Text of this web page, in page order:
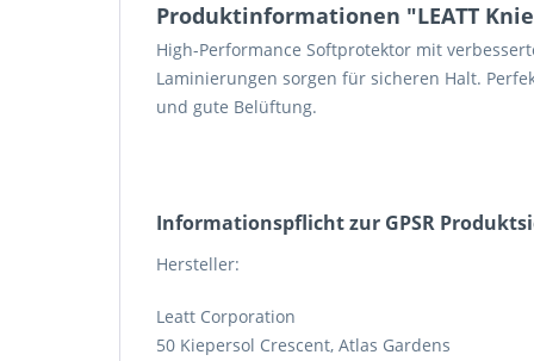
Produktinformationen "LEATT
High-Performance Softprotektor mit
Laminierungen sorgen für sicheren Halt.
und gute Belüftung.
Informations­pflicht zur GPSR
Hersteller:
Leatt Corporation
50 Kiepersol Crescent, Atlas Gardens